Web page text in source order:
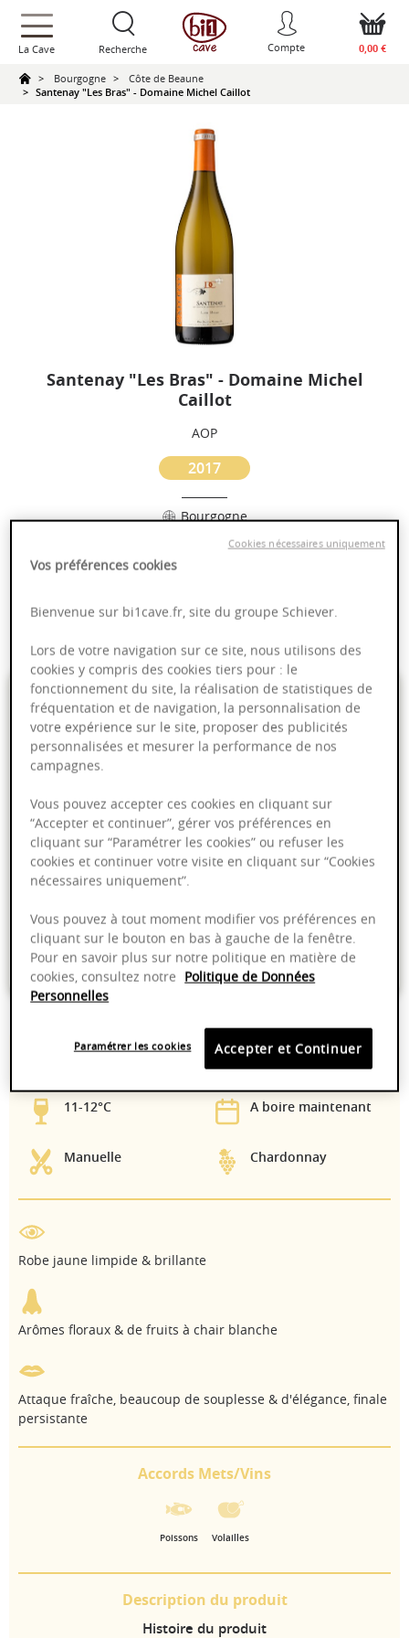
text.skipToContent
text.skipToNavigation
La Cave Recherche Compte 0,00 €
Bourgogne
Côte de Beaune
Santenay "Les Bras" - Domaine Michel Caillot
Santenay "Les Bras" - Domaine Michel
Caillot
AOP
2017
Bourgogne
Puissant
Epicé
29,00 €
75cl- soit 38,67 €/ L
Ajouter au panier
Emballage anti-casse
Paiement sécurisé
12,50%
Vinifié & élevé en fût
de chêne
11-12°C A boire maintenant
Manuelle Chardonnay
Robe jaune limpide & brillante
Arômes floraux & de fruits à chair blanche
Attaque fraîche, beaucoup de souplesse & d'élégance, finale
persistante
Accords Mets/Vins
Poissons Volailles
Description du produit
Histoire du produit
Vos préférences cookies
Bienvenue sur bi1cave.fr, site du groupe Schiever.
Lors de votre navigation sur ce site, nous utilisons des
cookies y compris des cookies tiers pour : le
fonctionnement du site, la réalisation de statistiques de
fréquentation et de navigation, la personnalisation de
votre expérience sur le site, proposer des publicités
personnalisées et mesurer la performance de nos
campagnes.
Vous pouvez accepter ces cookies en cliquant sur
“Accepter et continuer”, gérer vos préférences en
cliquant sur “Paramétrer les cookies” ou refuser les
cookies et continuer votre visite en cliquant sur “Cookies
nécessaires uniquement”.
Vous pouvez à tout moment modifier vos préférences en
cliquant sur le bouton en bas à gauche de la fenêtre.
Pour en savoir plus sur notre politique en matière de
cookies, consultez notre Politique de Données
Personnelles
Accepter et Continuer
Paramétrer les cookies
Cookies nécessaires uniquement